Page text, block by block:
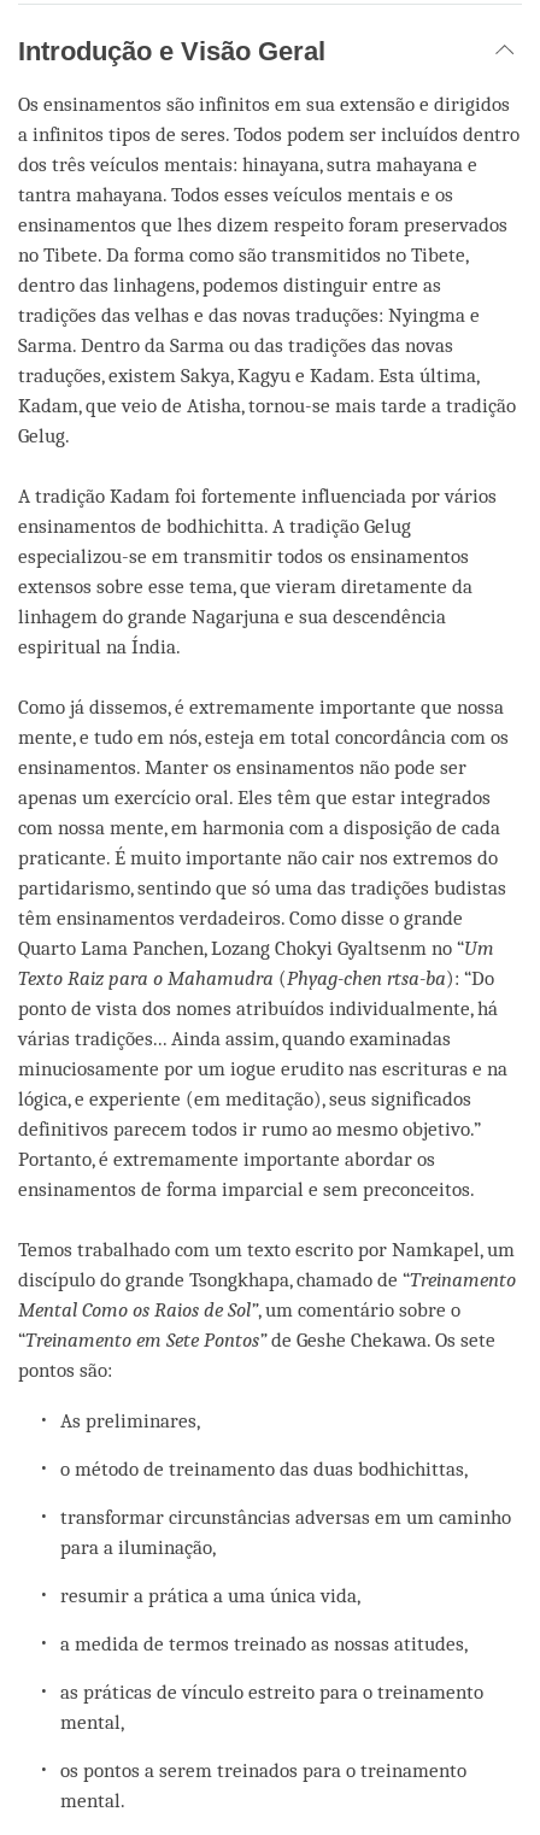
Introdução e Visão Geral
Os ensinamentos são infinitos em sua extensão e dirigidos
a infinitos tipos de seres. Todos podem ser incluídos dentro
dos três veículos mentais: hinayana, sutra mahayana e
tantra mahayana. Todos esses veículos mentais e os
ensinamentos que lhes dizem respeito foram preservados
no Tibete. Da forma como são transmitidos no Tibete,
dentro das linhagens, podemos distinguir entre as
tradições das velhas e das novas traduções: Nyingma e
Sarma. Dentro da Sarma ou das tradições das novas
traduções, existem Sakya, Kagyu e Kadam. Esta última,
Kadam, que veio de Atisha, tornou-se mais tarde a tradição
Gelug.
A tradição Kadam foi fortemente influenciada por vários
ensinamentos de bodhichitta. A tradição Gelug
especializou-se em transmitir todos os ensinamentos
extensos sobre esse tema, que vieram diretamente da
linhagem do grande Nagarjuna e sua descendência
espiritual na Índia.
Como já dissemos, é extremamente importante que nossa
mente, e tudo em nós, esteja em total concordância com os
ensinamentos. Manter os ensinamentos não pode ser
apenas um exercício oral. Eles têm que estar integrados
com nossa mente, em harmonia com a disposição de cada
praticante. É muito importante não cair nos extremos do
partidarismo, sentindo que só uma das tradições budistas
têm ensinamentos verdadeiros. Como disse o grande
Quarto Lama Panchen, Lozang Chokyi Gyaltsenm no “Um
Texto Raiz para o Mahamudra (Phyag-chen rtsa-ba): “Do
ponto de vista dos nomes atribuídos individualmente, há
várias tradições... Ainda assim, quando examinadas
minuciosamente por um iogue erudito nas escrituras e na
lógica, e experiente (em meditação), seus significados
definitivos parecem todos ir rumo ao mesmo objetivo.”
Portanto, é extremamente importante abordar os
ensinamentos de forma imparcial e sem preconceitos.
Temos trabalhado com um texto escrito por Namkapel, um
discípulo do grande Tsongkhapa, chamado de “Treinamento
Mental Como os Raios de Sol”, um comentário sobre o
“Treinamento em Sete Pontos”de Geshe Chekawa. Os sete
pontos são:
As preliminares,
o método de treinamento das duas bodhichittas,
transformar circunstâncias adversas em um caminho
para a iluminação,
resumir a prática a uma única vida,
a medida de termos treinado as nossas atitudes,
as práticas de vínculo estreito para o treinamento
mental,
os pontos a serem treinados para o treinamento
mental.